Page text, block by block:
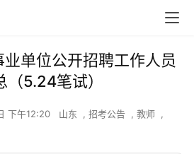
单位公开招聘工作人员
5.24笔试）
下午12:20 山东 , 招考公告 , 教师
,